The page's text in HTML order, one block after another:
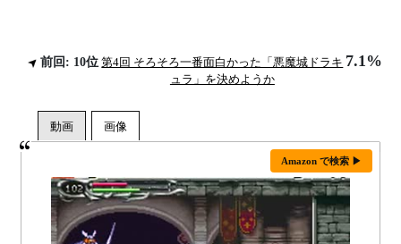
前回: 10位 第4回 そろそろ一番面白かった「悪魔城ドラキ
ュラ」を決めようか
7.1%
Amazon で検索 ▶